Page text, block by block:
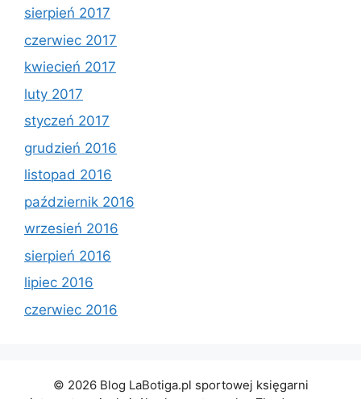
sierpień 2017
czerwiec 2017
kwiecień 2017
luty 2017
styczeń 2017
grudzień 2016
listopad 2016
październik 2016
wrzesień 2016
sierpień 2016
lipiec 2016
czerwiec 2016
© 2026 Blog LaBotiga.pl sportowej księgarni